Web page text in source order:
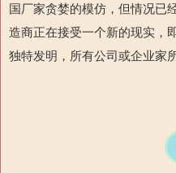
国厂家贪婪的模仿，但情况已
造商正在接受一个新的现实，
独特发明，所有公司或企业家